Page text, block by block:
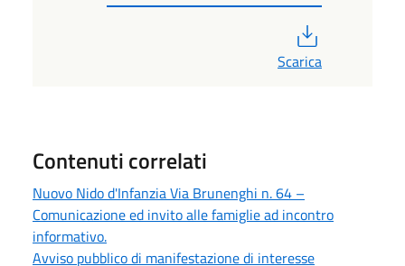
Scarica
Contenuti correlati
Nuovo Nido d'Infanzia Via Brunenghi n. 64 –
Comunicazione ed invito alle famiglie ad incontro
informativo.
Avviso pubblico di manifestazione di interesse